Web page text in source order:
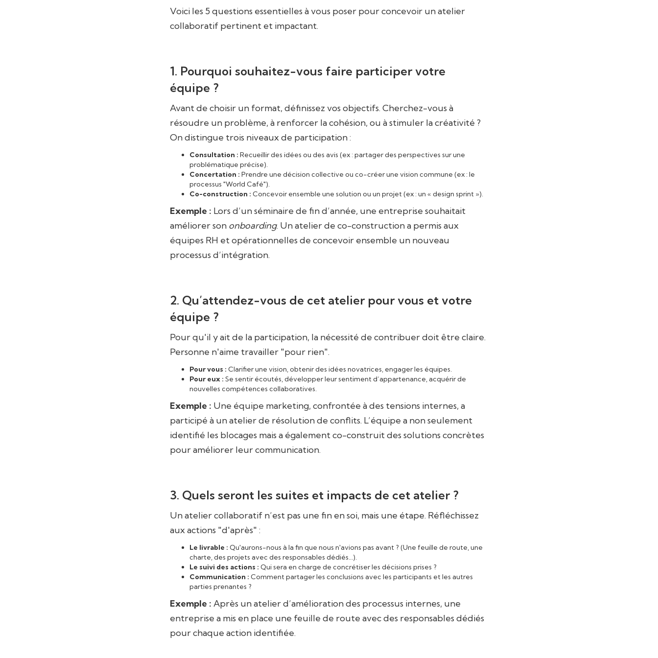
Voici les 5 questions essentielles à vous poser pour concevoir un atelier
collaboratif pertinent et impactant.
1. Pourquoi souhaitez-vous faire participer votre
équipe ?
Avant de choisir un format, définissez vos objectifs. Cherchez-vous à
résoudre un problème, à renforcer la cohésion, ou à stimuler la créativité ?
On distingue trois niveaux de participation :
Consultation : Recueillir des idées ou des avis (ex : partager des perspectives sur une
problématique précise).
Concertation : Prendre une décision collective ou co-créer une vision commune (ex : le
processus "World Café").
Co-construction : Concevoir ensemble une solution ou un projet (ex : un « design sprint »).
Exemple : Lors d’un séminaire de fin d’année, une entreprise souhaitait
améliorer son onboarding. Un atelier de co-construction a permis aux
équipes RH et opérationnelles de concevoir ensemble un nouveau
processus d’intégration.
2. Qu’attendez-vous de cet atelier pour vous et votre
équipe ?
Pour qu'il y ait de la participation, la nécessité de contribuer doit être claire.
Personne n'aime travailler "pour rien".
Pour vous : Clarifier une vision, obtenir des idées novatrices, engager les équipes.
Pour eux : Se sentir écoutés, développer leur sentiment d’appartenance, acquérir de
nouvelles compétences collaboratives.
Exemple : Une équipe marketing, confrontée à des tensions internes, a
participé à un atelier de résolution de conflits. L’équipe a non seulement
identifié les blocages mais a également co-construit des solutions concrètes
pour améliorer leur communication.
3. Quels seront les suites et impacts de cet atelier ?
Un atelier collaboratif n’est pas une fin en soi, mais une étape. Réfléchissez
aux actions "d'après" :
Le livrable : Qu'aurons-nous à la fin que nous n'avions pas avant ? (Une feuille de route, une
charte, des projets avec des responsables dédiés...).
Le suivi des actions : Qui sera en charge de concrétiser les décisions prises ?
Communication : Comment partager les conclusions avec les participants et les autres
parties prenantes ?
Exemple : Après un atelier d’amélioration des processus internes, une
entreprise a mis en place une feuille de route avec des responsables dédiés
pour chaque action identifiée.